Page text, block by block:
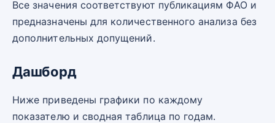
Все значения соответствуют публикациям ФАО и
предназначены для количественного анализа без
дополнительных допущений.
Дашборд
Ниже приведены графики по каждому
показателю и сводная таблица по годам.